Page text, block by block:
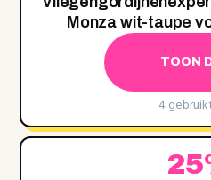
Monza wit-taupe
TOON
4